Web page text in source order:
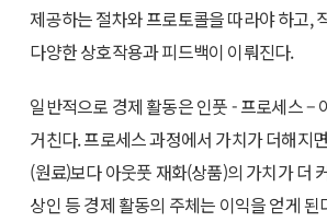
제공하는 절차와 프로토콜을 따라야 하고,
다양한 상호작용과 피드백이 이뤄진다.
일반적으로 경제 활동은 인풋 - 프로세스 –
거친다. 프로세스 과정에서 가치가 더해지
(원료)보다 아웃풋 재화(상품)의 가치가 더
상인 등 경제 활동의 주체는 이익을 얻게 된